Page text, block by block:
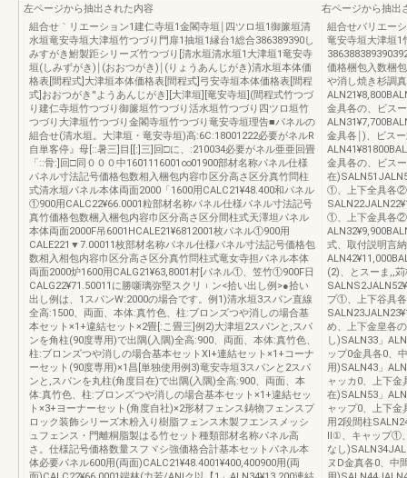
左ページから抽出された内容
組合せ｀リエーション1建仁寺垣1金閣寺垣￨四ツロ垣1御簾垣清
水垣竜安寺垣大津垣竹つづり門扉1抽垣1縁台1総合386389390し
みすがき鮒製距シリーズ竹つづり[清水垣清水垣1大津垣1竜安寺
垣(しみずがき)￨(おおつがき)￨(りょうあんじがき)清水垣本体価
格表[間程式]大津垣本体価格表[間程式]弓安寺垣本体価格表[間程
式]おおつがき''ようあんじがき][大津垣][竜安寺垣](間程式竹つづ
り建仁寺垣竹つづり御簾垣竹つづり活水垣竹つづり四ツロ垣竹
つづり大津垣竹つづり金閣寺垣竹つづり竜安寺垣理告■パネルの
組合せ(清水垣。大津垣・竜安寺垣)高:6C:18001222必要がネルR
自単客停』母[::暑三]目[[:]三]回□に、:210034必要がネル亜亜回畳
「::骨:]回□同０００中1601116001∞01900部材名称パネル仕様
パネル寸法記号価格包数相入梱包内容巾区分高さ区分真竹問柱
式清水垣パネル本体両面2000「1600用CALC21¥48.400和パネル
①900用CALC22¥66.0001粒部材名称パネル仕様パネル寸法記号
真竹価格包数梱入梱包内容巾区分高さ区分間柱式天澤坦パネル
本体両面2000F吊6001HCALE21¥6812001枚パネル①900用
CALE221▼7.00011枚部材名称パネル仕様パネル寸法記号価格包
数相入相包内容巾区分高さ区分真竹問柱式竜女寺担パネル本体
両面2000炉1600用CALG21¥63,8001村[パネル①、笠竹①900F日
CALG22¥71.50011に勝噺璃弥堅スクリ︲ン<拾い出し例>●拾い
出し例は、1スパンW:2000の場合です。例1)清水垣3スパン直線
全高:1500、両面、本体:真竹色、柱:ブロンズつや消しの場合基
本セット×1+違結セット×2畳[:こ畳三]例2)大津垣2スパンと,スパ
ンを角柱(90度専用)で出隅(入隅)全高:900、両面、本体:真竹色、
柱:ブロンズつや消しの場合基本セットXl+連結セット×1+コーナ
ーセット(90度専用)×1昌[単独使用例3)竜安寺垣3スパンと2スパ
ンと,スパンを丸柱(角度目在)で出隅(入隅)全高:900、両面、本
体:真竹色、柱:ブロンズつや消しの場合基本セット×1+違結セッ
ト×3+ヨーナーセット(角度自社)×2形材フェンス鋳物フェンスプ
ロック装飾シリーズ木粉入り樹脂フェンス木製フエンスメッシ
ュフェンス・門離桐脂製はる竹セット種類部材名称パネル高
さ。仕様記号価格数量スフヾシ強価格合計基本セットパネル本
体必要パネル600用(両面)CALC21¥48.4001¥400,400900用(両
右ページから抽出
組合せバリエー
竜安寺垣大津垣1
価格梱包入数梱
や消し焼き杉調
金具各の、ビス
金具各￨)、ビス
金具各の、ビス
在
①、上下全具各②
①、上下金具各②
式、取付説明言
(2)、とスーま,,
プ①、上下谷具
め、上下金皇各
し)SALN33」
ップ0金具各0、
用)SALN43」
ャッカ0、上下
在)SALN53」
ャップ0、上下
用2段間柱
ll①、キャップ①
なし
ヌD金真各0、中